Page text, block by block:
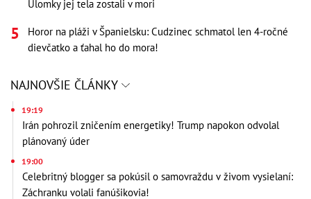
Úlomky jej tela zostali v mori
Horor na pláži v Španielsku: Cudzinec schmatol len 4-ročné
dievčatko a ťahal ho do mora!
NAJNOVŠIE ČLÁNKY
19:19
Irán pohrozil zničením energetiky! Trump napokon odvolal
plánovaný úder
19:00
Celebritný blogger sa pokúsil o samovraždu v živom vysielaní:
Záchranku volali fanúšikovia!